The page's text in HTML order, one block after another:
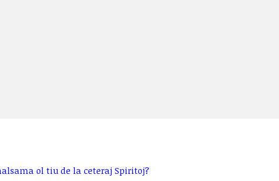
ol tiu de la ceteraj Spiritoj?